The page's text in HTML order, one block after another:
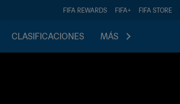
FIFA REWARDS FIFA+ FIFA STORE
CLASIFICACIONES MÁS